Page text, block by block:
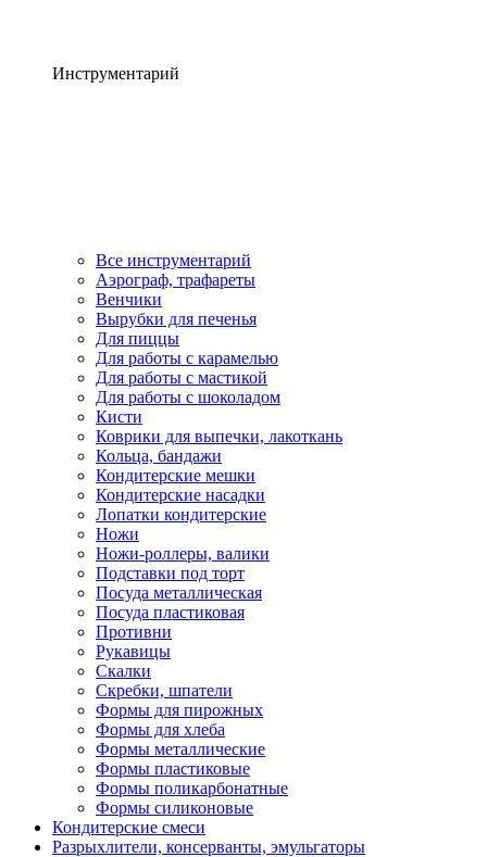
Инструментарий
Все инструментарий
Аэрограф, трафареты
Венчики
Вырубки для печенья
Для пиццы
Для работы с карамелью
Для работы с мастикой
Для работы с шоколадом
Кисти
Коврики для выпечки, лакоткань
Кольца, бандажи
Кондитерские мешки
Кондитерские насадки
Лопатки кондитерские
Ножи
Ножи-роллеры, валики
Подставки под торт
Посуда металлическая
Посуда пластиковая
Противни
Рукавицы
Скалки
Скребки, шпатели
Формы для пирожных
Формы для хлеба
Формы металлические
Формы пластиковые
Формы поликарбонатные
Формы силиконовые
Кондитерские смеси
Разрыхлители, консерванты, эмульгаторы